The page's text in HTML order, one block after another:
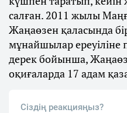
салған. 2011 жылы
Жаңаөзен қаласында
мұнайшылар ереуіліне
дерек бойынша,
оқиғаларда 17 адам
Сіздің реакцияңыз?